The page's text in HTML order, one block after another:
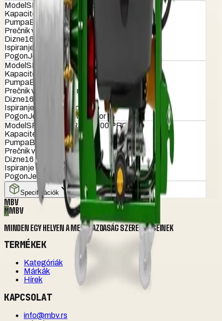
ModelSPEEDY TURBO 600 PRO
Kapacitet (lit)
600
PumpaB-160
Prečnik ventilatora (cm)
90
Dizne16
Ispiranje bureta
Standardno
PogonJednostepeni reduktor
ModelSPEEDY TURBO 800 PRO
Kapacitet (lit)
800
PumpaB-160
Prečnik ventilatora (cm)
Dizne16
Ispiranje bureta
Standardno
PogonJednostepeni reduktor
ModelSPEEDY TURBO 1000 PRO
Kapacitet (lit)
1000
PumpaB-160
Prečnik ventilatora (cm)
90
Dizne16
Ispiranje bureta
Standardno
PogonJednostepeni reduktor
Specifikációk
MBV
MMBV
MINDEN EGY HELYEN A MEZŐGAZDASÁG SZERELMESEINEK
TERMÉKEK
Kategóriák
Márkák
Hírek
KAPCSOLAT
info@mbv.rs